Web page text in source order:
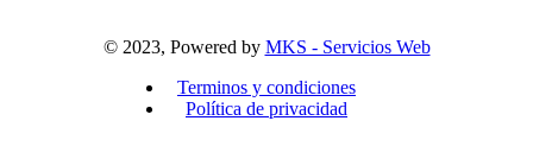
© 2023, Powered by MKS - Servicios Web
Terminos y condiciones
Política de privacidad